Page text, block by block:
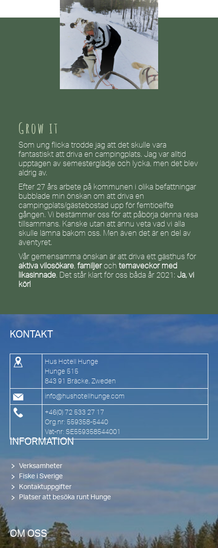
Grow it
Som ung flicka trodde jag att det skulle vara
fantastiskt att driva en campingplats. Jag var alltid
upptagen av semesterglädje och lycka, men det blev
aldrig av.
Efter 27 års arbete på kommunen i olika befattningar
bubblade min önskan om att driva en
campingplats/gästebostad upp för femtioelfte
gången. Vi bestämmer oss för att påbörja denna resa
tillsammans. Kanske utan att ännu veta vad vi alla
skulle lämna bakom oss. Men även det är en del av
äventyret.
Vår gemensamma önskan är att driva ett gästhus för
aktiva vilosökare, familjeroch temaveckor med
likasinnade. Det står klart för oss båda år 2021: Ja, vi
kör!
KONTAKT
Hus Hotell Hunge
Hunge 515
843 91 Bräcke, Zweden
info@hushotellhunge.com
+46(0) 72 533 27 17
Org.nr: 559358-5440
Vat-nr: SE559358544001
INFORMATION
Verksamheter
Fiske i Sverige
Kontaktuppgifter
Platser att besöka runt Hunge
OM OSS